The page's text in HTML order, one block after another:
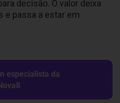
decisão. O valor deixa
e passa a estar em
especialista da